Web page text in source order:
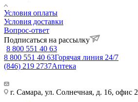
Условия оплаты
Условия доставки
Вопрос-ответ
Подписаться на рассылку
8 800 551 40 63
8 800 551 40 63Горячая линия 24/7
(846) 219 2737Аптека
г. Самара, ул. Солнечная, д. 16, офис 2